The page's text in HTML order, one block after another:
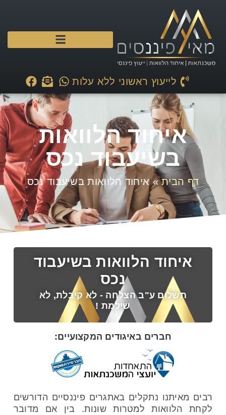
לייעוץ ראשוני ללא עלות
איחוד הלוואות
בשיעבוד נכס
דף הבית»איחוד הלוואות בשיעבוד נכס
איחוד הלוואות בשיעבוד
נכס
תשלום ע"ב הצלחה - לא קיבלת, לא
שילמת !
חברים באיגודים המקצועיים:
רבים מאיתנו נתקלים באתגרים פיננסיים הדורשים
לקחת הלוואות למטרות שונות. בין אם מדובר